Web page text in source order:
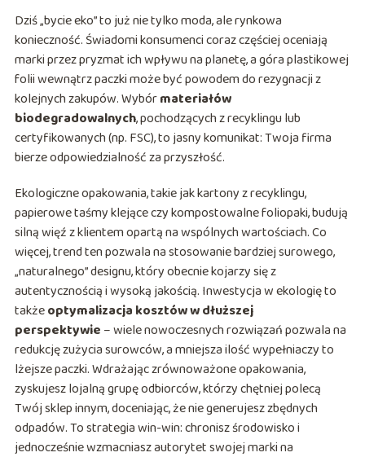
Dziś „bycie eko” to już nie tylko moda, ale rynkowa
konieczność. Świadomi konsumenci coraz częściej oceniają
marki przez pryzmat ich wpływu na planetę, a góra plastikowej
folii wewnątrz paczki może być powodem do rezygnacji z
kolejnych zakupów. Wybórmateriałów
biodegradowalnych, pochodzących z recyklingu lub
certyfikowanych (np. FSC), to jasny komunikat: Twoja firma
bierze odpowiedzialność za przyszłość.
Ekologiczne opakowania, takie jak kartony z recyklingu,
papierowe taśmy klejące czy kompostowalne foliopaki, budują
silną więź z klientem opartą na wspólnych wartościach. Co
więcej, trend ten pozwala na stosowanie bardziej surowego,
„naturalnego” designu, który obecnie kojarzy się z
autentycznością i wysoką jakością. Inwestycja w ekologię to
takżeoptymalizacja kosztów w dłuższej
perspektywie – wiele nowoczesnych rozwiązań pozwala na
redukcję zużycia surowców, a mniejsza ilość wypełniaczy to
lżejsze paczki. Wdrażając zrównoważone opakowania,
zyskujesz lojalną grupę odbiorców, którzy chętniej polecą
Twój sklep innym, doceniając, że nie generujesz zbędnych
odpadów. To strategia win-win: chronisz środowisko i
jednocześnie wzmacniasz autorytet swojej marki na